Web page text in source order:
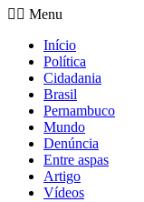
Menu
Início
Política
Cidadania
Brasil
Pernambuco
Mundo
Denúncia
Entre aspas
Artigo
Vídeos